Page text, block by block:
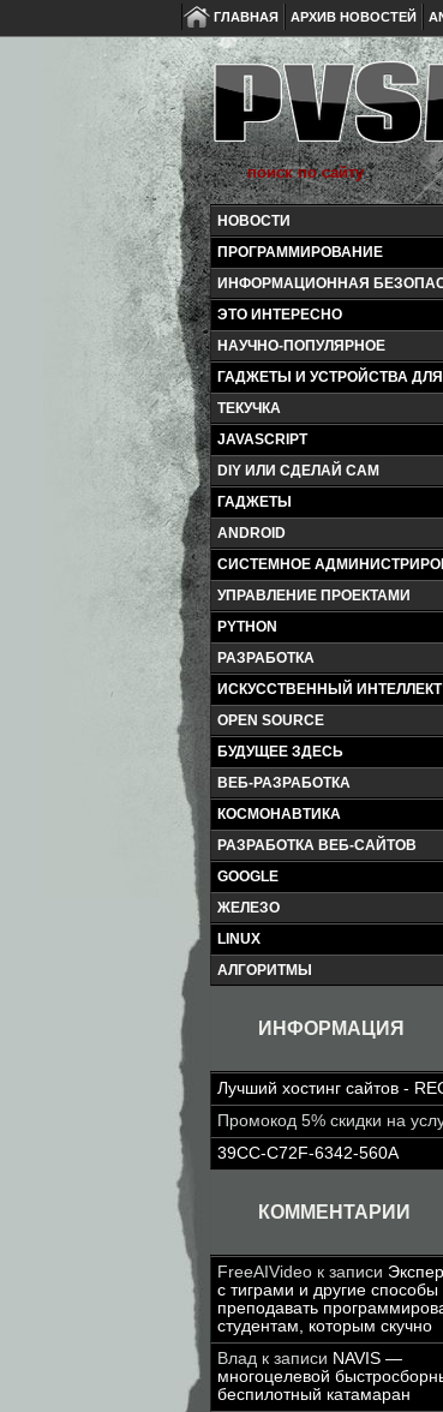
ГЛАВНАЯ АРХИВ НОВОСТЕЙ
НОВОСТИ
ПРОГРАММИРОВАНИЕ
ИНФОРМАЦИОННАЯ
ЭТО ИНТЕРЕСНО
НАУЧНО-ПОПУЛЯРНОЕ
ГАДЖЕТЫ И УСТРОЙСТВА
ТЕКУЧКА
JAVASCRIPT
DIY ИЛИ СДЕЛАЙ САМ
ГАДЖЕТЫ
ANDROID
СИСТЕМНОЕ
УПРАВЛЕНИЕ ПРОЕКТАМИ
PYTHON
РАЗРАБОТКА
ИСКУССТВЕННЫЙ ИНТЕЛЛЕКТ
OPEN SOURCE
БУДУЩЕЕ ЗДЕСЬ
ВЕБ-РАЗРАБОТКА
КОСМОНАВТИКА
РАЗРАБОТКА ВЕБ-САЙТОВ
GOOGLE
ЖЕЛЕЗО
LINUX
АЛГОРИТМЫ
ИНФОРМАЦИЯ
Лучший хостинг сайтов -
Промокод 5% скидки на
39CC-C72F-6342-560A
КОММЕНТАРИИ
FreeAIVideo к записи
с тиграми и другие способы
преподавать
студентам, которым скучно
Влад к записи NAVIS —
многоцелевой
беспилотный катамаран